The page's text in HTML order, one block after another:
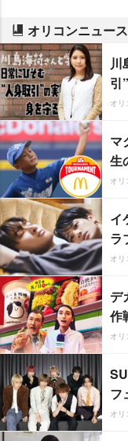
オリコンニュー
川
引
オリ
マ
生
オリ
イ
ラ
オリ
デ
作
オリ
フ
オリ